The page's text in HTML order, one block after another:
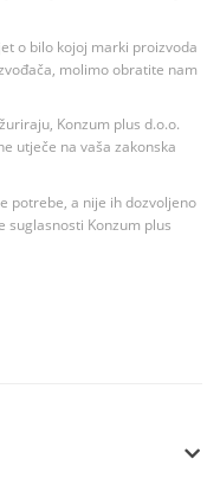
o bilo kojoj marki proizvoda
molimo obratite nam
Konzum plus d.o.o.
utječe na vaša zakonska
potrebe, a nije ih dozvoljeno
suglasnosti Konzum plus